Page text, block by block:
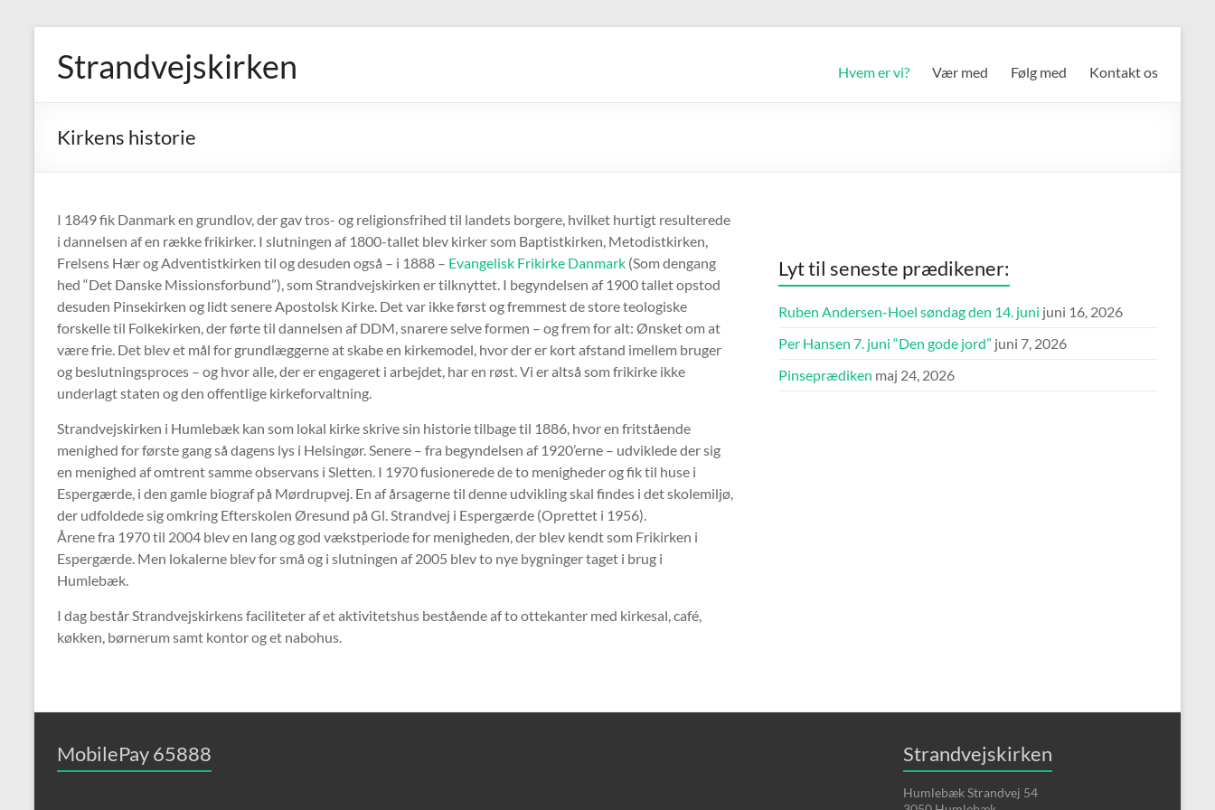
content
Strandvejskirken Hvem er vi? Vær med Følg med Kontakt os
Kirkens historie
I 1849 fik Danmark en grundlov, der gav tros- og religionsfrihed til landets borgere, hvilket hurtigt resulterede
i dannelsen af en række frikirker. I slutningen af 1800-tallet blev kirker som Baptistkirken, Metodistkirken,
Frelsens Hær og Adventistkirken til og desuden også – i 1888 – Evangelisk Frikirke Danmark (Som dengang
hed “Det Danske Missionsforbund”), som Strandvejskirken er tilknyttet. I begyndelsen af 1900 tallet opstod
desuden Pinsekirken og lidt senere Apostolsk Kirke. Det var ikke først og fremmest de store teologiske
forskelle til Folkekirken, der førte til dannelsen af DDM, snarere selve formen – og frem for alt: Ønsket om at
være frie. Det blev et mål for grundlæggerne at skabe en kirkemodel, hvor der er kort afstand imellem bruger
og beslutningsproces – og hvor alle, der er engageret i arbejdet, har en røst. Vi er altså som frikirke ikke
underlagt staten og den offentlige kirkeforvaltning.
Strandvejskirken i Humlebæk kan som lokal kirke skrive sin historie tilbage til 1886, hvor en fritstående
menighed for første gang så dagens lys i Helsingør. Senere – fra begyndelsen af 1920’erne – udviklede der sig
en menighed af omtrent samme observans i Sletten. I 1970 fusionerede de to menigheder og fik til huse i
Espergærde, i den gamle biograf på Mørdrupvej. En af årsagerne til denne udvikling skal findes i det skolemiljø,
der udfoldede sig omkring Efterskolen Øresund på Gl. Strandvej i Espergærde (Oprettet i 1956).
Årene fra 1970 til 2004 blev en lang og god vækstperiode for menigheden, der blev kendt som Frikirken i
Espergærde. Men lokalerne blev for små og i slutningen af 2005 blev to nye bygninger taget i brug i
Humlebæk.
I dag består Strandvejskirkens faciliteter af et aktivitetshus bestående af to ottekanter med kirkesal, café,
køkken, børnerum samt kontor og et nabohus.
Lyt til seneste prædikener:
Ruben Andersen-Hoel søndag den 14. juni juni 16, 2026
Per Hansen 7. juni “Den gode jord” juni 7, 2026
Pinseprædiken maj 24, 2026
MobilePay 65888 Strandvejskirken
Humlebæk Strandvej 54